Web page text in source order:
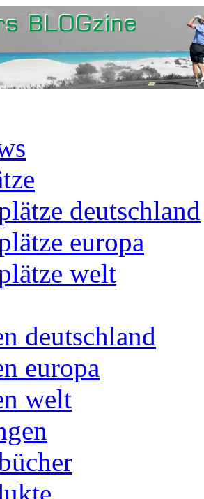
deutschland
europa
welt
deutschland
europa
welt